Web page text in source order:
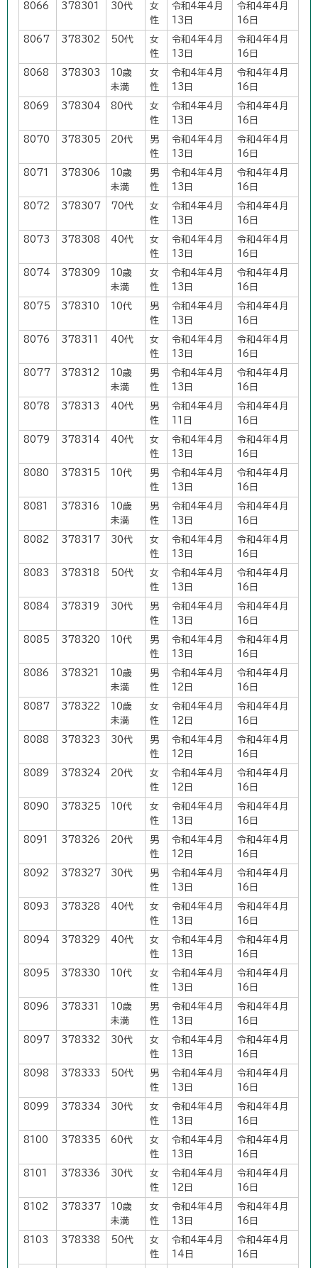
8066 378301 30代
女
性
令和4年4月
13日
令和4年4月
16日
8067 378302 50代
女
性
令和4年4月
13日
令和4年4月
16日
8068 378303
10歳
未満
女
性
令和4年4月
13日
令和4年4月
16日
8069 378304 80代
女
性
令和4年4月
13日
令和4年4月
16日
8070 378305 20代
男
性
令和4年4月
13日
令和4年4月
16日
8071 378306
10歳
未満
男
性
令和4年4月
13日
令和4年4月
16日
8072 378307 70代
女
性
令和4年4月
13日
令和4年4月
16日
8073 378308 40代
女
性
令和4年4月
13日
令和4年4月
16日
8074 378309
10歳
未満
女
性
令和4年4月
13日
令和4年4月
16日
8075 378310 10代
男
性
令和4年4月
13日
令和4年4月
16日
8076 378311 40代
女
性
令和4年4月
13日
令和4年4月
16日
8077 378312
10歳
未満
男
性
令和4年4月
13日
令和4年4月
16日
8078 378313 40代
男
性
令和4年4月
11日
令和4年4月
16日
8079 378314 40代
女
性
令和4年4月
13日
令和4年4月
16日
8080 378315 10代
男
性
令和4年4月
13日
令和4年4月
16日
8081 378316
10歳
未満
男
性
令和4年4月
13日
令和4年4月
16日
8082 378317 30代
女
性
令和4年4月
13日
令和4年4月
16日
8083 378318 50代
女
性
令和4年4月
13日
令和4年4月
16日
8084 378319 30代
男
性
令和4年4月
13日
令和4年4月
16日
8085 378320 10代
男
性
令和4年4月
13日
令和4年4月
16日
8086 378321
10歳
未満
男
性
令和4年4月
12日
令和4年4月
16日
8087 378322
10歳
未満
女
性
令和4年4月
12日
令和4年4月
16日
8088 378323 30代
男
性
令和4年4月
12日
令和4年4月
16日
8089 378324 20代
女
性
令和4年4月
12日
令和4年4月
16日
8090 378325 10代
女
性
令和4年4月
13日
令和4年4月
16日
8091 378326 20代
男
性
令和4年4月
12日
令和4年4月
16日
8092 378327 30代
男
性
令和4年4月
13日
令和4年4月
16日
8093 378328 40代
女
性
令和4年4月
13日
令和4年4月
16日
8094 378329 40代
女
性
令和4年4月
13日
令和4年4月
16日
8095 378330 10代
女
性
令和4年4月
13日
令和4年4月
16日
8096 378331
10歳
未満
男
性
令和4年4月
13日
令和4年4月
16日
8097 378332 30代
女
性
令和4年4月
13日
令和4年4月
16日
8098 378333 50代
男
性
令和4年4月
13日
令和4年4月
16日
8099 378334 30代
女
性
令和4年4月
13日
令和4年4月
16日
8100 378335 60代
女
性
令和4年4月
13日
令和4年4月
16日
8101 378336 30代
女
性
令和4年4月
12日
令和4年4月
16日
8102 378337
10歳
未満
女
性
令和4年4月
13日
令和4年4月
16日
8103 378338 50代
女
性
令和4年4月
14日
令和4年4月
16日